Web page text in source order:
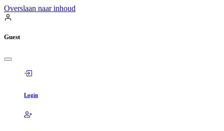
Overslaan naar inhoud
Guest
Login